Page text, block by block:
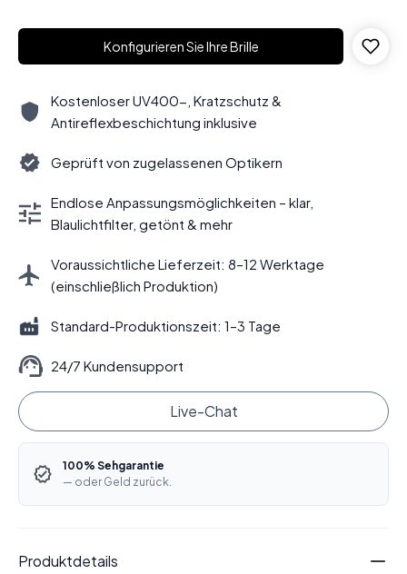
Konfigurieren Sie Ihre Brille
Kostenloser UV400-, Kratzschutz &
Antireflexbeschichtung inklusive
Geprüft von zugelassenen Optikern
Endlose Anpassungsmöglichkeiten – klar,
Blaulichtfilter, getönt & mehr
Voraussichtliche Lieferzeit: 8–12 Werktage
(einschließlich Produktion)
Standard-Produktionszeit: 1–3 Tage
24/7 Kundensupport
Live-Chat
100% Sehgarantie
— oder Geld zurück.
Produktdetails